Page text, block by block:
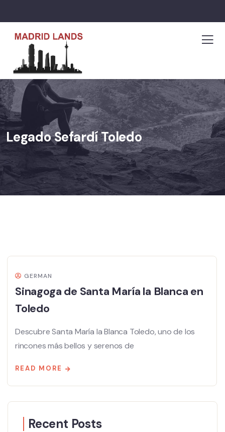
Legado Sefardí Toledo
GERMAN
Sinagoga de Santa María la Blanca en
Toledo
Descubre Santa María la Blanca Toledo, uno de los
rincones más bellos y serenos de
READ MORE
Recent Posts